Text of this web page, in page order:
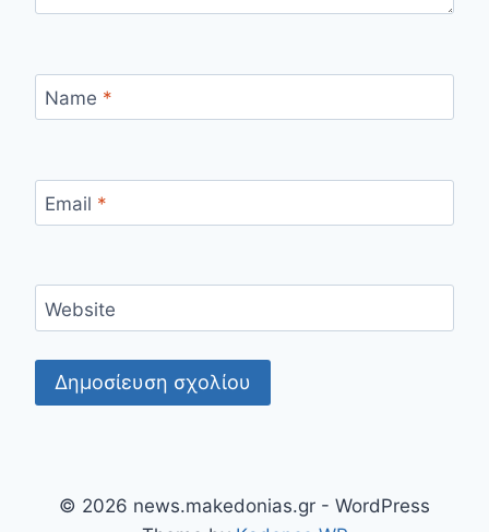
Name *
Email *
Website
© 2026 news.makedonias.gr - WordPress